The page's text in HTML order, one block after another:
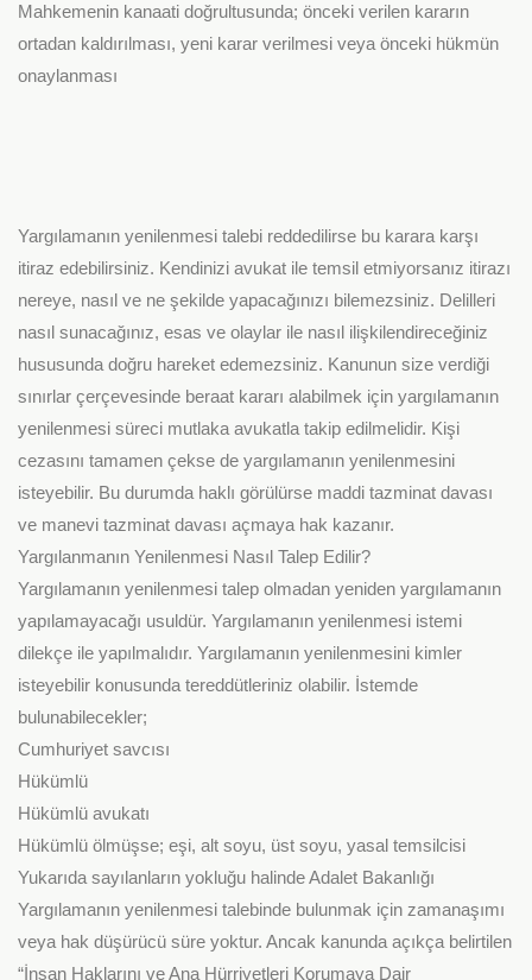
Mahkemenin kanaati doğrultusunda; önceki verilen kararın
ortadan kaldırılması, yeni karar verilmesi veya önceki hükmün
onaylanması
Yargılamanın yenilenmesi talebi reddedilirse bu karara karşı
itiraz edebilirsiniz. Kendinizi avukat ile temsil etmiyorsanız itirazı
nereye, nasıl ve ne şekilde yapacağınızı bilemezsiniz. Delilleri
nasıl sunacağınız, esas ve olaylar ile nasıl ilişkilendireceğiniz
hususunda doğru hareket edemezsiniz. Kanunun size verdiği
sınırlar çerçevesinde beraat kararı alabilmek için yargılamanın
yenilenmesi süreci mutlaka avukatla takip edilmelidir. Kişi
cezasını tamamen çekse de yargılamanın yenilenmesini
isteyebilir. Bu durumda haklı görülürse maddi tazminat davası
ve manevi tazminat davası açmaya hak kazanır.
Yargılanmanın Yenilenmesi Nasıl Talep Edilir?
Yargılamanın yenilenmesi talep olmadan yeniden yargılamanın
yapılamayacağı usuldür. Yargılamanın yenilenmesi istemi
dilekçe ile yapılmalıdır. Yargılamanın yenilenmesini kimler
isteyebilir konusunda tereddütleriniz olabilir. İstemde
bulunabilecekler;
Cumhuriyet savcısı
Hükümlü
Hükümlü avukatı
Hükümlü ölmüşse; eşi, alt soyu, üst soyu, yasal temsilcisi
Yukarıda sayılanların yokluğu halinde Adalet Bakanlığı
Yargılamanın yenilenmesi talebinde bulunmak için zamanaşımı
veya hak düşürücü süre yoktur. Ancak kanunda açıkça belirtilen
“İnsan Haklarını ve Ana Hürriyetleri Korumaya Dair